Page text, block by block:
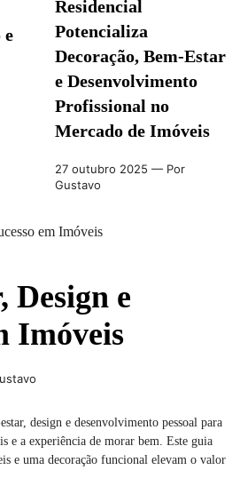
e
Residencial
Potencializa
Decoração, Bem-Estar
e Desenvolvimento
Profissional no
Mercado de Imóveis
27 outubro 2025 — Por
Gustavo
Design e
Imóveis
design e desenvolvimento pessoal para
e a experiência de morar bem. Este guia
e uma decoração funcional elevam o valor